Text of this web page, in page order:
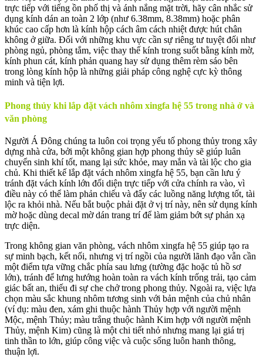
trực tiếp với tiếng ồn phố thị và ánh nắng mặt trời, hãy cân nhắc sử
dụng kính dán an toàn 2 lớp (như 6.38mm, 8.38mm) hoặc phân
khúc cao cấp hơn là kính hộp cách âm cách nhiệt được hút chân
không ở giữa. Đối với những khu vực cần sự riêng tư tuyệt đối như
phòng ngủ, phòng tắm, việc thay thế kính trong suốt bằng kính mờ,
kính phun cát, kính phản quang hay sử dụng thêm rèm sáo bên
trong lòng kính hộp là những giải pháp công nghệ cực kỳ thông
minh và tiện lợi.
Phong thủy khi lắp đặt vách nhôm xingfa hệ 55 trong nhà ở và
văn phòng
Người Á Đông chúng ta luôn coi trọng yếu tố phong thủy trong xây
dựng nhà cửa, bởi một không gian hợp phong thủy sẽ giúp luân
chuyển sinh khí tốt, mang lại sức khỏe, may mắn và tài lộc cho gia
chủ. Khi thiết kế lắp đặt vách nhôm xingfa hệ 55, bạn cần lưu ý
tránh đặt vách kính lớn đối diện trực tiếp với cửa chính ra vào, vì
điều này có thể làm phản chiếu và đẩy các luồng năng lượng tốt, tài
lộc ra khỏi nhà. Nếu bắt buộc phải đặt ở vị trí này, nên sử dụng kính
mờ hoặc dùng decal mờ dán trang trí để làm giảm bớt sự phản xạ
trực diện.
Trong không gian văn phòng, vách nhôm xingfa hệ 55 giúp tạo ra
sự minh bạch, kết nối, nhưng vị trí ngồi của người lãnh đạo vẫn cần
một điểm tựa vững chắc phía sau lưng (tường đặc hoặc tủ hồ sơ
lớn), tránh để lưng hướng hoàn toàn ra vách kính trống trải, tạo cảm
giác bất an, thiếu đi sự che chở trong phong thủy. Ngoài ra, việc lựa
chọn màu sắc khung nhôm tương sinh với bản mệnh của chủ nhân
(ví dụ: màu đen, xám ghi thuộc hành Thủy hợp với người mệnh
Mộc, mệnh Thủy; màu trắng thuộc hành Kim hợp với người mệnh
Thủy, mệnh Kim) cũng là một chi tiết nhỏ nhưng mang lại giá trị
tinh thần to lớn, giúp công việc và cuộc sống luôn hanh thông,
thuận lợi.